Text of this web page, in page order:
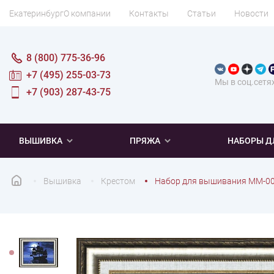
ЕкатеринбургО компании Контакты Статьи Новости
Мы в
8 (800) 775-36-96
+7 (495) 255-03-73
+7 (903) 287-43-75
ВЫШИВКА ПРЯЖА НАБОРЫ
Вышивка Крестом Набор для вышивания ММ-